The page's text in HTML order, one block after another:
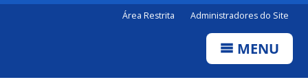
Área Restrita Administradores do Site
MENU